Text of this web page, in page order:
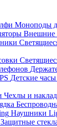
Моноподы
Внешние
Детские часы
Чехлы и
Наушники
Защитные